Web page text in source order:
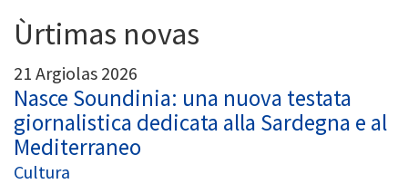
Ùrtimas novas
21 Argiolas 2026
Nasce Soundinia: una nuova testata
giornalistica dedicata alla Sardegna e al
Mediterraneo
Cultura